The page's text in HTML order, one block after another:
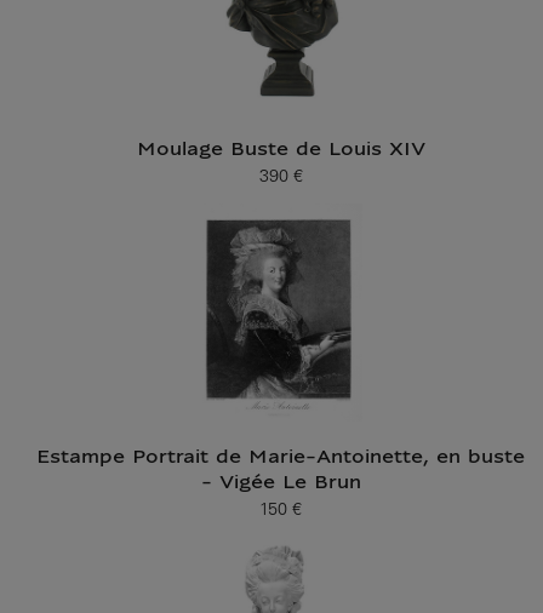
Moulage Buste de Louis XIV
Prix ​​actuel
390 €
Estampe Portrait de Marie-Antoinette, en buste
- Vigée Le Brun
Prix ​​actuel
150 €